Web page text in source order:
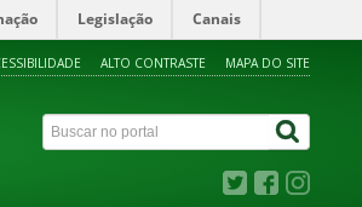
Legislação Canais
ALTO CONTRASTE MAPA DO SITE